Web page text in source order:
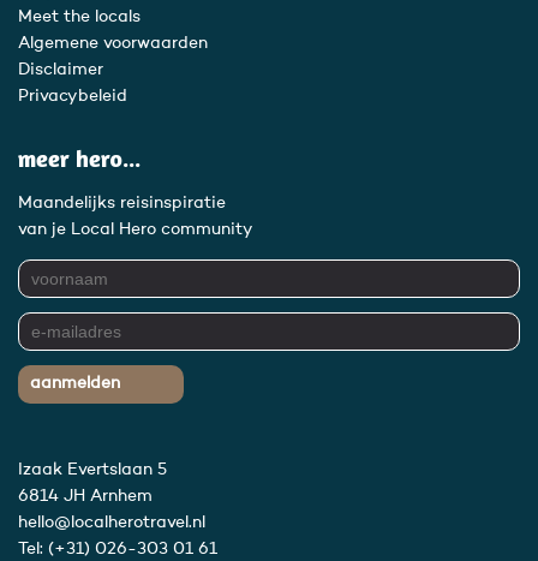
Meet the locals
Algemene voorwaarden
Disclaimer
Privacybeleid
meer hero...
Maandelijks reisinspiratie
van je Local Hero community
aanmelden
Izaak Evertslaan 5
6814 JH Arnhem
hello@localherotravel.nl
Tel: (+31) 026-303 01 61